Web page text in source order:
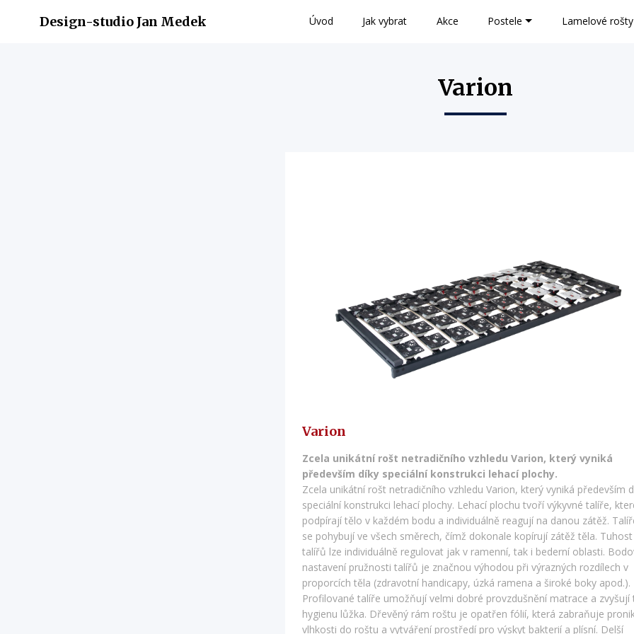
Design-studio Jan Medek Úvod Jak vybrat Akce Postele Lamelové rošty
Varion
Varion
Zcela unikátní rošt netradičního vzhledu Varion, který vyniká
především díky speciální konstrukci lehací plochy.
Zcela unikátní rošt netradičního vzhledu Varion, který vyniká především
speciální konstrukci lehací plochy. Lehací plochu tvoří výkyvné talíře,
podpírají tělo v každém bodu a individuálně reagují na danou zátěž.
se pohybují ve všech směrech, čímž dokonale kopírují zátěž těla. Tuhost
talířů lze individuálně regulovat jak v ramenní, tak i bederní oblasti.
nastavení pružnosti talířů je značnou výhodou při výrazných rozdílech v
proporcích těla (zdravotní handicapy, úzká ramena a široké boky apod.).
Profilované talíře umožňují velmi dobré provzdušnění matrace a zvyšují
hygienu lůžka. Dřevěný rám roštu je opatřen fólií, která zabraňuje
vlhkosti do roštu a vytváření prostředí pro výskyt bakterií a plísní. Delší